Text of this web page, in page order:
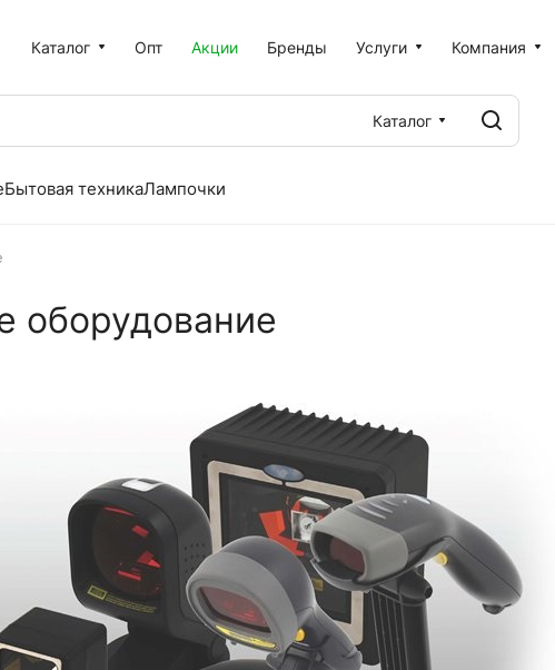
Каталог Опт Акции Бренды Услуги Компания
Каталог
Бытовая техникаЛампочки
оборудование